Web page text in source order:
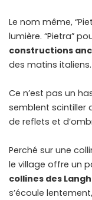
Le nom même,
lumière. “Pietra”
constructions
des matins italiens.
Ce n’est pas un
semblent scintiller
de reflets et
Perché sur une
le village offre un
collines des
s’écoule